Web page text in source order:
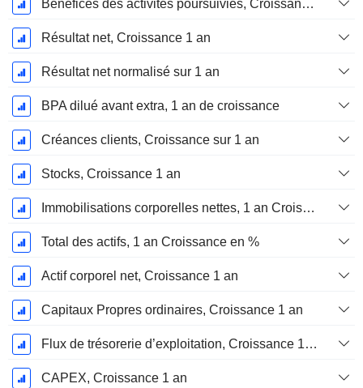
Bénéfices des activités poursuivies, Croissance 1 an
Résultat net, Croissance 1 an
Résultat net normalisé sur 1 an
BPA dilué avant extra, 1 an de croissance
Créances clients, Croissance sur 1 an
Stocks, Croissance 1 an
Immobilisations corporelles nettes, 1 an Croissance
Total des actifs, 1 an Croissance en %
Actif corporel net, Croissance 1 an
Capitaux Propres ordinaires, Croissance 1 an
Flux de trésorerie d’exploitation, Croissance 1 an
CAPEX, Croissance 1 an